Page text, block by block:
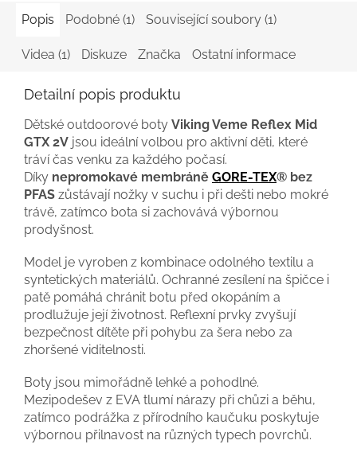
Popis Podobné (1) Související soubory (1)
Videa (1) Diskuze Značka Ostatní informace
Detailní popis produktu
Dětské outdoorové boty Viking Veme Reflex Mid
GTX 2V jsou ideální volbou pro aktivní děti, které
tráví čas venku za každého počasí.
Díky nepromokavé membráně GORE-TEX® bez
PFAS zůstávají nožky v suchu i při dešti nebo mokré
trávě, zatímco bota si zachovává výbornou
prodyšnost.
Model je vyroben z kombinace odolného textilu a
syntetických materiálů. Ochranné zesílení na špičce i
patě pomáhá chránit botu před okopáním a
prodlužuje její životnost. Reflexní prvky zvyšují
bezpečnost dítěte při pohybu za šera nebo za
zhoršené viditelnosti.
Boty jsou mimořádně lehké a pohodlné.
Mezipodešev z EVA tlumí nárazy při chůzi a běhu,
zatímco podrážka z přírodního kaučuku poskytuje
výbornou přilnavost na různých typech povrchů.